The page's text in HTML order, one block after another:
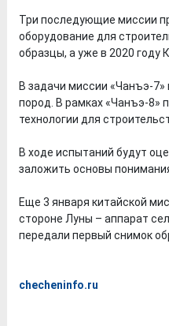
Три последующие миссии
оборудование для
образцы, а уже в 2020 году
В задачи миссии «Чанъэ-7»
пород. В рамках «Чанъэ-8»
технологии для
В ходе испытаний будут
заложить основы
Еще 3 января китайской
стороне Луны – аппарат
передали первый снимок
checheninfo.ru